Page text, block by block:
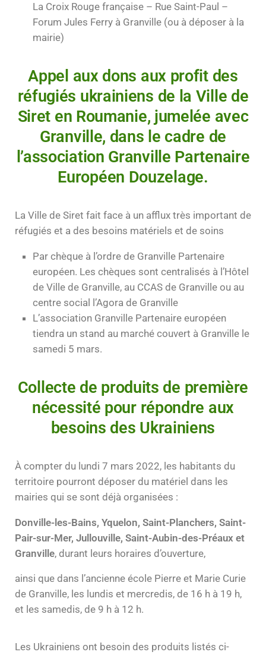
La Croix Rouge française – Rue Saint-Paul –
Forum Jules Ferry à Granville (ou à déposer à la
mairie)
Appel aux dons aux profit des
réfugiés ukrainiens de la Ville de
Siret en Roumanie, jumelée avec
Granville, dans le cadre de
l’association Granville Partenaire
Européen Douzelage.
La Ville de Siret fait face à un afflux très important de
réfugiés et a des besoins matériels et de soins
Par chèque à l’ordre de Granville Partenaire
européen. Les chèques sont centralisés à l’Hôtel
de Ville de Granville, au CCAS de Granville ou au
centre social l’Agora de Granville
L’association Granville Partenaire européen
tiendra un stand au marché couvert à Granville le
samedi 5 mars.
Collecte de produits de première
nécessité pour répondre aux
besoins des Ukrainiens
À compter du lundi 7 mars 2022, les habitants du
territoire pourront déposer du matériel dans les
mairies qui se sont déjà organisées :
Donville-les-Bains, Yquelon, Saint-Planchers, Saint-
Pair-sur-Mer, Jullouville, Saint-Aubin-des-Préaux et
Granville, durant leurs horaires d’ouverture,
ainsi que dans l’ancienne école Pierre et Marie Curie
de Granville, les lundis et mercredis, de 16 h à 19 h,
et les samedis, de 9 h à 12 h.
Les Ukrainiens ont besoin des produits listés ci-